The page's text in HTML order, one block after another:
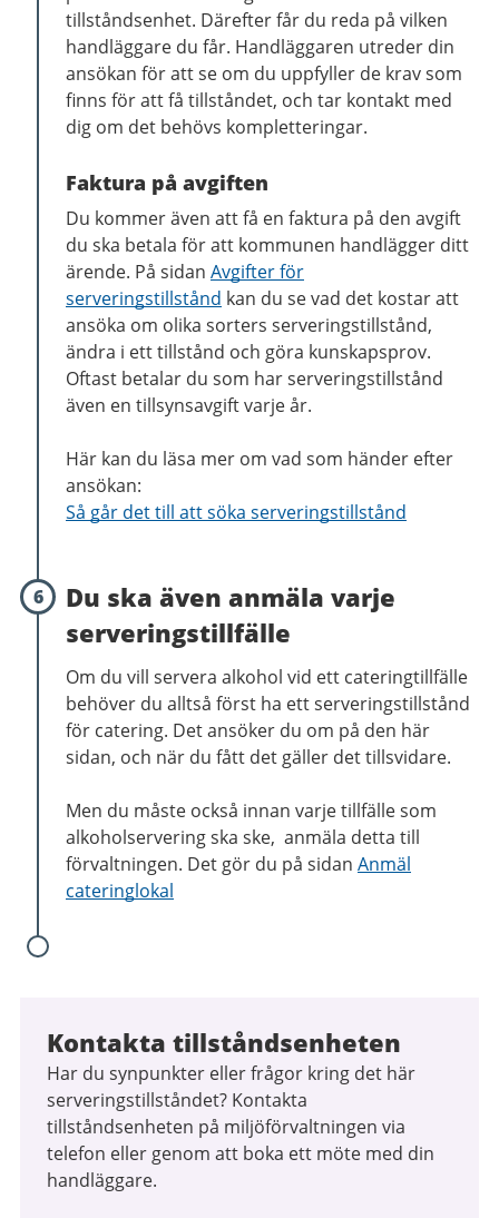
tillståndsenhet. Därefter får du reda på vilken
handläggare du får. Handläggaren utreder din
ansökan för att se om du uppfyller de krav som
finns för att få tillståndet, och tar kontakt med
dig om det behövs kompletteringar.
Faktura på avgiften
Du kommer även att få en faktura på den avgift
du ska betala för att kommunen handlägger ditt
ärende. På sidan Avgifter för
serveringstillstånd kan du se vad det kostar att
ansöka om olika sorters serveringstillstånd,
ändra i ett tillstånd och göra kunskapsprov.
Oftast betalar du som har serveringstillstånd
även en tillsynsavgift varje år.
Här kan du läsa mer om vad som händer efter
ansökan:
Så går det till att söka serveringstillstånd
6
Du ska även anmäla varje
serveringstillfälle
Om du vill servera alkohol vid ett cateringtillfälle
behöver du alltså först ha ett serveringstillstånd
för catering. Det ansöker du om på den här
sidan, och när du fått det gäller det tillsvidare.
Men du måste också innan varje tillfälle som
alkoholservering ska ske, anmäla detta till
förvaltningen. Det gör du på sidan Anmäl
cateringlokal
Kontakta tillståndsenheten
Har du synpunkter eller frågor kring det här
serveringstillståndet? Kontakta
tillståndsenheten på miljöförvaltningen via
telefon eller genom att boka ett möte med din
handläggare.